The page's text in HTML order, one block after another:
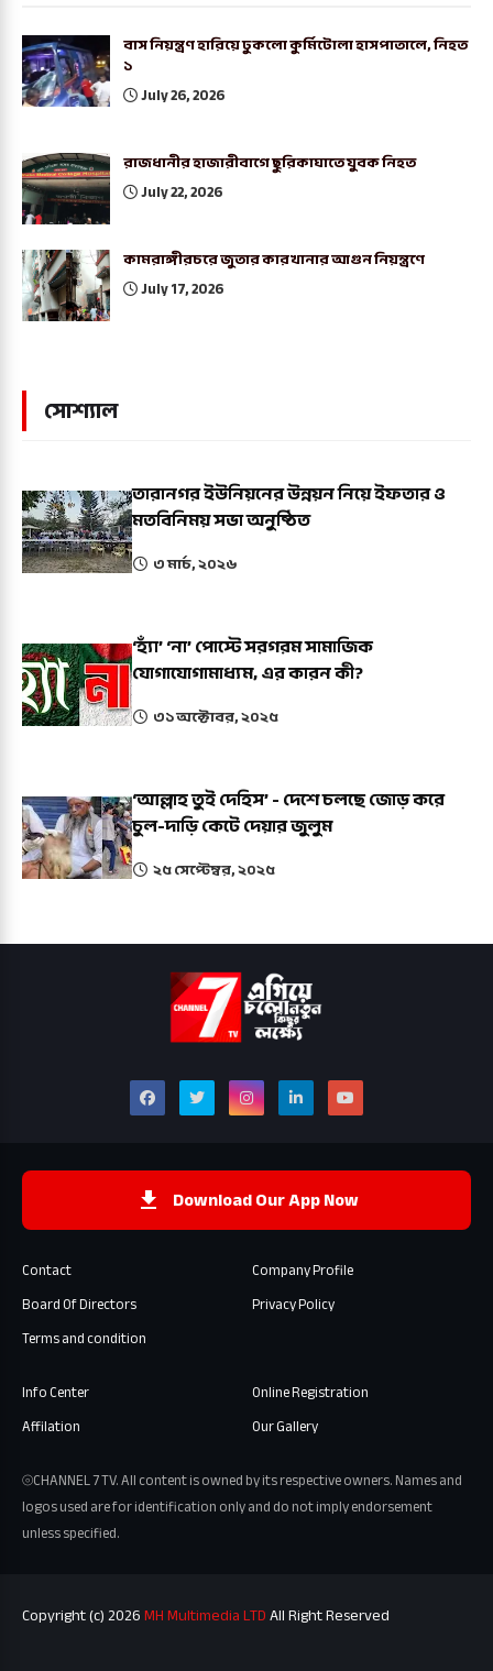
বাস নিয়ন্ত্রণ হারিয়ে ঢুকলো কুর্মিটোলা হাসপাতালে, নিহত
১
July 26, 2026
রাজধানীর হাজারীবাগে ছুরিকাঘাতে যুবক নিহত
July 22, 2026
কামরাঙ্গীরচরে জুতার কারখানার আগুন নিয়ন্ত্রণে
July 17, 2026
সোশ্যাল
তারানগর ইউনিয়নের উন্নয়ন নিয়ে ইফতার ও
মতবিনিময় সভা অনুষ্ঠিত
৩ মার্চ, ২০২৬
‘হ্যাঁ’ ‘না’ পোস্টে সরগরম সামাজিক
যোগাযোগামাধ্যম, এর কারন কী?
৩১ অক্টোবর, ২০২৫
‘আল্লাহ তুই দেহিস’ - দেশে চলছে জোড় করে
চুল-দাড়ি কেটে দেয়ার জুলুম
২৫ সেপ্টেম্বর, ২০২৫
Download Our App Now
Contact
Company Profile
Board Of Directors
Privacy Policy
Terms and condition
Info Center
Online Registration
Affilation
Our Gallery
⦾CHANNEL 7 TV. All content is owned by its respective owners. Names and
logos used are for identification only and do not imply endorsement
unless specified.
Copyright (c) 2026MH Multimedia LTDAll Right Reserved